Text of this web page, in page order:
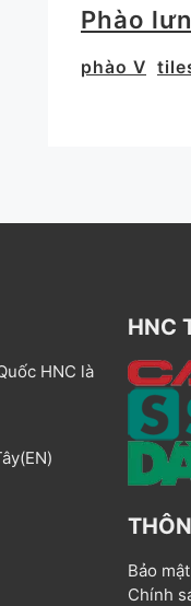
Phào
phào V
HNC là
HNC
Bảo
Chính